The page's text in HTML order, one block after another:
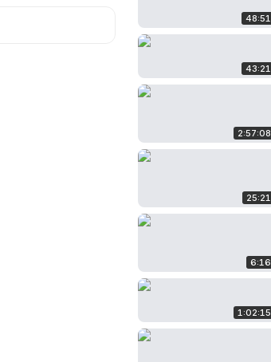
48:51
43:21
2:57:08
25:21
6:16
1:02:15